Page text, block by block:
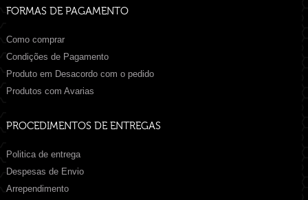
FORMAS DE PAGAMENTO
Como comprar
Condições de Pagamento
Produto em Desacordo com o pedido
Produtos com Avarias
PROCEDIMENTOS DE ENTREGAS
Politica de entrega
Despesas de Envio
Arrependimento